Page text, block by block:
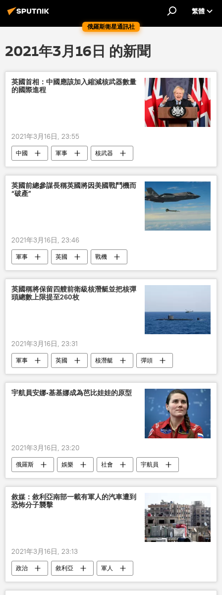
俄羅斯衛星通訊社
繁體
2021年3月16日 的新聞
英國首相：中國應該加入縮減核武器數量
的國際進程
2021年3月16日, 23:55
中國 軍事
核武器
鮑里斯•約翰遜
英國前總參謀長稱英國將因美國戰鬥機而
“破產”
2021年3月16日, 23:46
軍事 英國 戰機
英國稱將保留四艘前衛級核潛艇並把核彈
頭總數上限提至260枚
2021年3月16日, 23:31
軍事 英國 核潛艇 彈頭
宇航員安娜∙基基娜成為芭比娃娃的原型
2021年3月16日, 23:20
俄羅斯 娛樂 社會
宇航員
航天
娃娃
敘媒：敘利亞南部一載有軍人的汽車遭到
恐怖分子襲擊
2021年3月16日, 23:13
政治 敘利亞
軍人
恐怖分子